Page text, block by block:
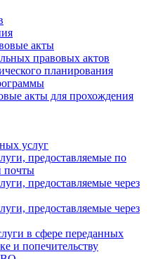
акты
правовых актов
планирования
акты для прохождения
услуг
предоставляемые по
почты
предоставляемые через
предоставляемые через
в сфере переданных
и попечительству